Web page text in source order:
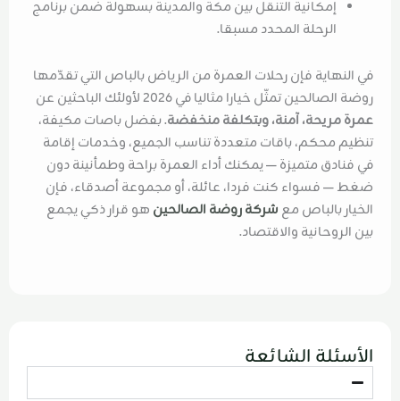
إمكانية التنقل بين مكة والمدينة بسهولة ضمن برنامج
الرحلة المحدد مسبقا.
في النهاية فإن رحلات العمرة من الرياض بالباص التي تقدّمها
روضة الصالحين تمثّل خيارا مثاليا في 2026 لأولئك الباحثين عن
عمرة مريحة، آمنة، وبتكلفة منخفضة. بفضل باصات مكيفة،
تنظيم محكم، باقات متعددة تناسب الجميع، وخدمات إقامة
في فنادق متميزة — يمكنك أداء العمرة براحة وطمأنينة دون
ضغط — فسواء كنت فردا، عائلة، أو مجموعة أصدقاء، فإن
الخيار بالباص مع شركة روضة الصالحين هو قرار ذكي يجمع
بين الروحانية والاقتصاد.
الأسئلة الشائعة